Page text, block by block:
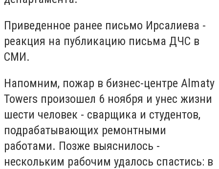
Приведенное ранее письмо Ирсалиева -
реакция на публикацию письма ДЧС в
СМИ.
Напомним, пожар в бизнес-центре Almaty
Towers произошел 6 ноября и унес жизни
шести человек - сварщика и студентов,
подрабатывающих ремонтными
работами. Позже выяснилось -
нескольким рабочим удалось спастись: в